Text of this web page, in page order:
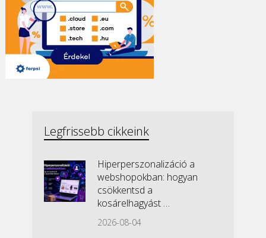
Legfrissebb cikkeink
Hiperperszonalizáció a
webshopokban: hogyan
csökkentsd a
kosárelhagyást …
2026-08-04